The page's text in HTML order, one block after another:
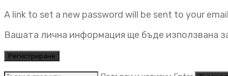
A link to set a new password will be sent to your
Вашата лична информация ще бъде използвана
Регистриране